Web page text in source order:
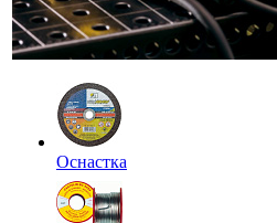
Оснастка